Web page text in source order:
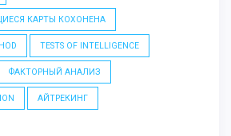
КАРТЫ КОХОНЕНА
TESTS OF INTELLIGENCE
ФАКТОРНЫЙ АНАЛИЗ
АЙТРЕКИНГ